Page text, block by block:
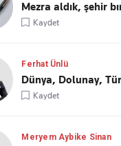
Mezra aldık, şehir
Kaydet
Ferhat Ünlü
Dünya, Dolunay,
Kaydet
Meryem Aybike Sinan